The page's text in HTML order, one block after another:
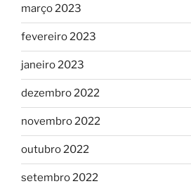
março 2023
fevereiro 2023
janeiro 2023
dezembro 2022
novembro 2022
outubro 2022
setembro 2022